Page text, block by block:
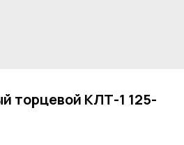
торцевой КЛТ-1 125-